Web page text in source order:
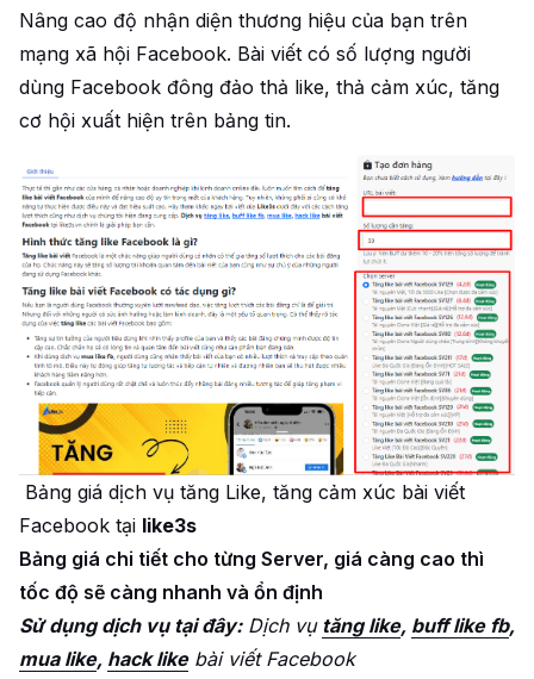
Nâng cao độ nhận diện thương hiệu của bạn trên
mạng xã hội Facebook. Bài viết có số lượng người
dùng Facebook đông đảo thả like, thả cảm xúc, tăng
cơ hội xuất hiện trên bảng tin.
Bảng giá dịch vụ tăng Like, tăng cảm xúc bài viết
Facebook tại like3s
Bảng giá chi tiết cho từng Server, giá càng cao thì
tốc độ sẽ càng nhanh và ổn định
Sử dụng dịch vụ tại đây:Dịch vụ tăng like, buff like fb,
mua like, hack likebài viết Facebook